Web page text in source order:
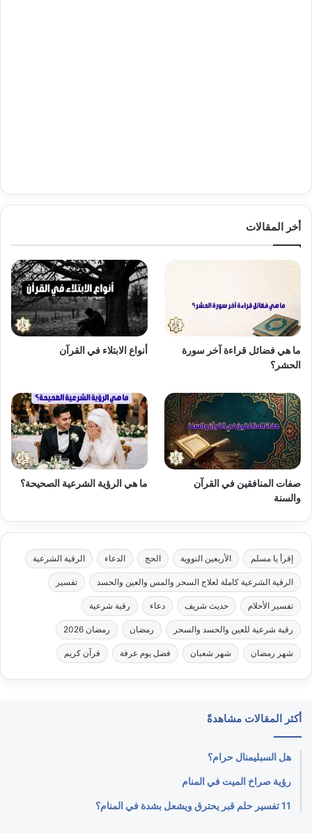
أخر المقالات
ما هي فضائل قراءة آخر سورة
الحشر؟
أنواع الابتلاء في القرآن
صفات المنافقين في القرآن
والسنة
ما هي الرؤية الشرعية الصحيحة؟
إقرأ يا مسلم الأربعين النووية الحج الدعاء الرقية الشرعية
الرقية الشرعية كاملة لعلاج السحر والمس والعين والحسد تفسير
تفسير الأحلام حديث شريف دعاء رقية شرعية
رقية شرعية للعين والحسد والسحر رمضان رمضان 2026
شهر رمضان شهر شعبان فضل يوم عرفة قرآن كريم
أكثر المقالات مشاهدةً
هل السبليمنال حرام؟
رؤية صراخ الميت في المنام
11 تفسير حلم قبر يحترق ويشعل بشدة في المنام؟